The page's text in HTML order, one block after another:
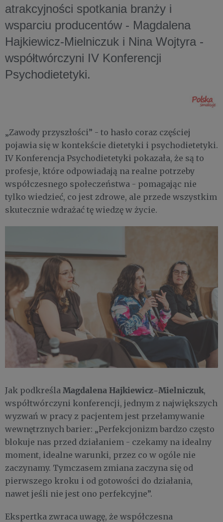
atrakcyjności spotkania branży i
wsparciu producentów - Magdalena
Hajkiewicz-Mielniczuk i Nina Wojtyra -
współtwórczyni IV Konferencji
Psychodietetyki.
„Zawody przyszłości” - to hasło coraz częściej
pojawia się w kontekście dietetyki i psychodietetyki.
IV Konferencja Psychodietetyki pokazała, że są to
profesje, które odpowiadają na realne potrzeby
współczesnego społeczeństwa - pomagając nie
tylko wiedzieć, co jest zdrowe, ale przede wszystkim
skutecznie wdrażać tę wiedzę w życie.
Jak podkreśla Magdalena Hajkiewicz-Mielniczuk,
współtwórczyni konferencji, jednym z największych
wyzwań w pracy z pacjentem jest przełamywanie
wewnętrznych barier: „Perfekcjonizm bardzo często
blokuje nas przed działaniem - czekamy na idealny
moment, idealne warunki, przez co w ogóle nie
zaczynamy. Tymczasem zmiana zaczyna się od
pierwszego kroku i od gotowości do działania,
nawet jeśli nie jest ono perfekcyjne”.
Ekspertka zwraca uwagę, że współczesna